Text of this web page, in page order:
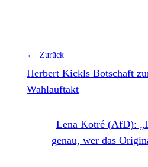
← Zurück
Herbert Kickls Botschaft
Wahlauftakt
Lena Kotré (AfD):
genau, wer das